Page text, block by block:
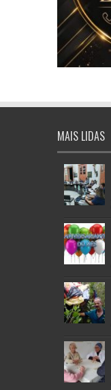
MAIS LIDAS